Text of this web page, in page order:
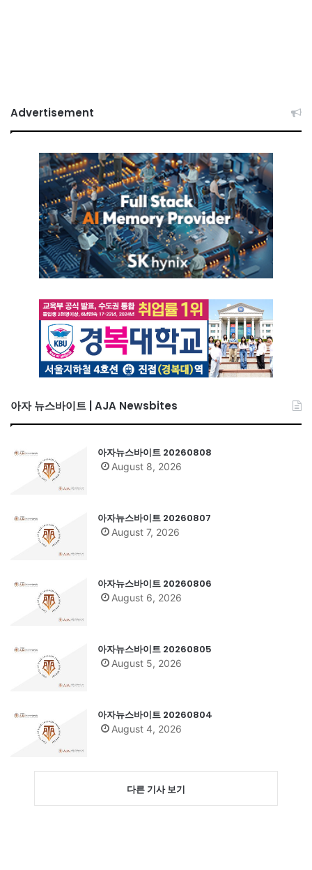
Advertisement
아자 뉴스바이트 | AJA Newsbites
아자뉴스바이트 20260808
August 8, 2026
아자뉴스바이트 20260807
August 7, 2026
아자뉴스바이트 20260806
August 6, 2026
아자뉴스바이트 20260805
August 5, 2026
아자뉴스바이트 20260804
August 4, 2026
다른 기사 보기